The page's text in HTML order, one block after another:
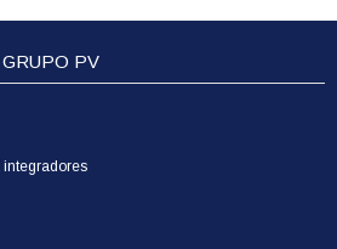
PV
integradores